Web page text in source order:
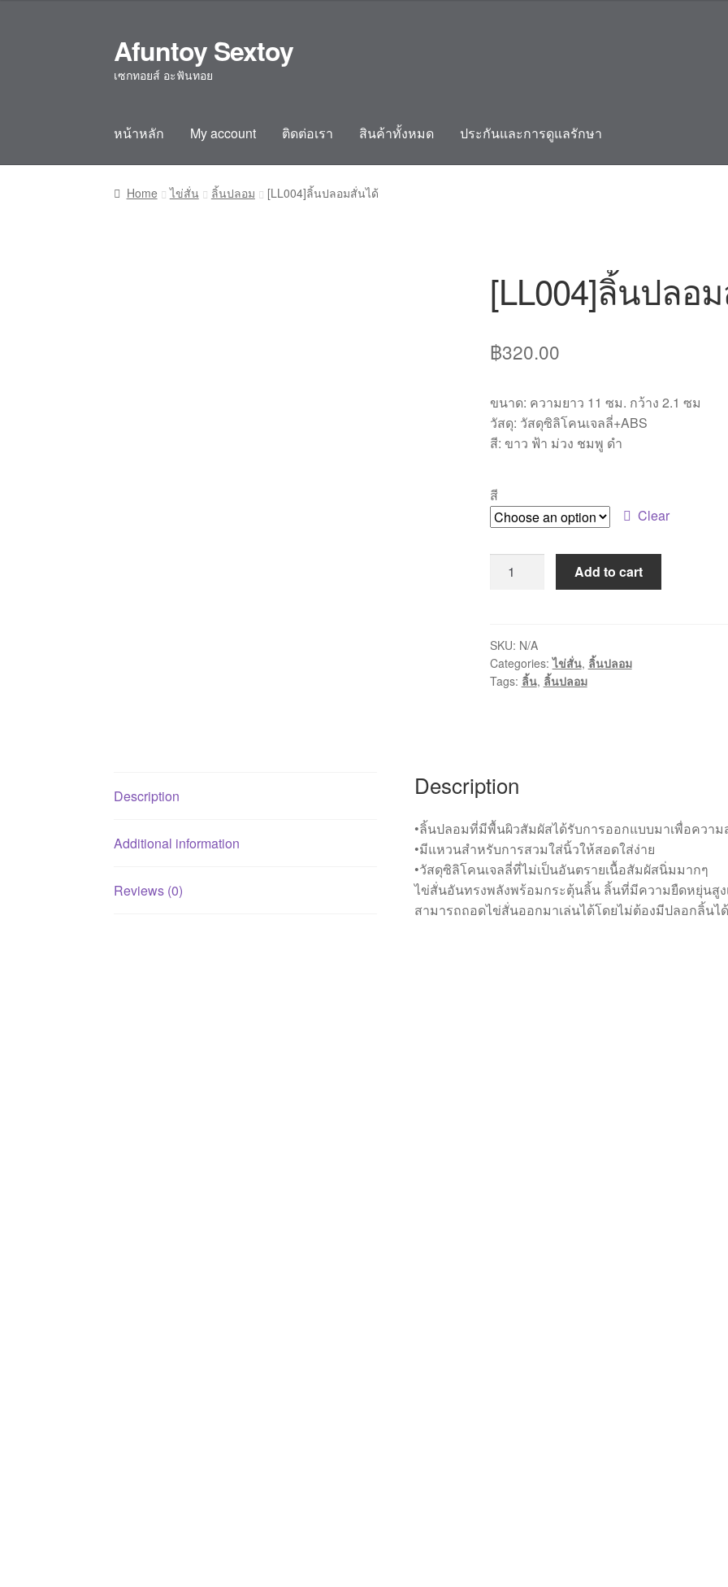
Skip
to
navigation
Skip
to
content
Afuntoy Sextoy
เซกทอยส์ อะฟันทอย
หน้าหลัก My account ติดต่อเรา สินค้าทั้งหมด ประกันและการดูแลรักษา
Home CartCheckout Confirm Payment My account
Home ไข่สั่น ลิ้นปลอม [LL004]ลิ้นปลอมสั่นได้
[LL004]ลิ้นปลอ
฿320.00
ขนาด: ความยาว 11 ซม. กว้าง 2.1 ซม
วัสดุ: วัสดุซิลิโคนเจลลี่+ABS
สี: ขาว ฟ้า ม่วง ชมพู ดำ
สี
Clear
[LL004]ลิ้น
quantity
Add to cart
SKU: N/A
Categories:ไข่สั่น, ลิ้นปลอม
Tags: ลิ้น, ลิ้นปลอม
Description
Additional information
Reviews (0)
Description
•ลิ้นปลอมที่มีพื้นผิวสัมผัสได้รับการออกแบบมาเพื่อความ
•มีแหวนสำหรับการสวมใส่นิ้วให้สอดใส่ง่าย
•วัสดุซิลิโคนเจลลี่ที่ไม่เป็นอันตรายเนื้อสัมผัสนิ่มมากๆ
ไข่สั่นอันทรงพลังพร้อมกระตุ้นลิ้น ลิ้นที่มีความยืดหยุ่นสูง
สามารถถอดไข่สั่นออกมาเล่นได้โดยไม่ต้องมีปลอกลิ้นได้